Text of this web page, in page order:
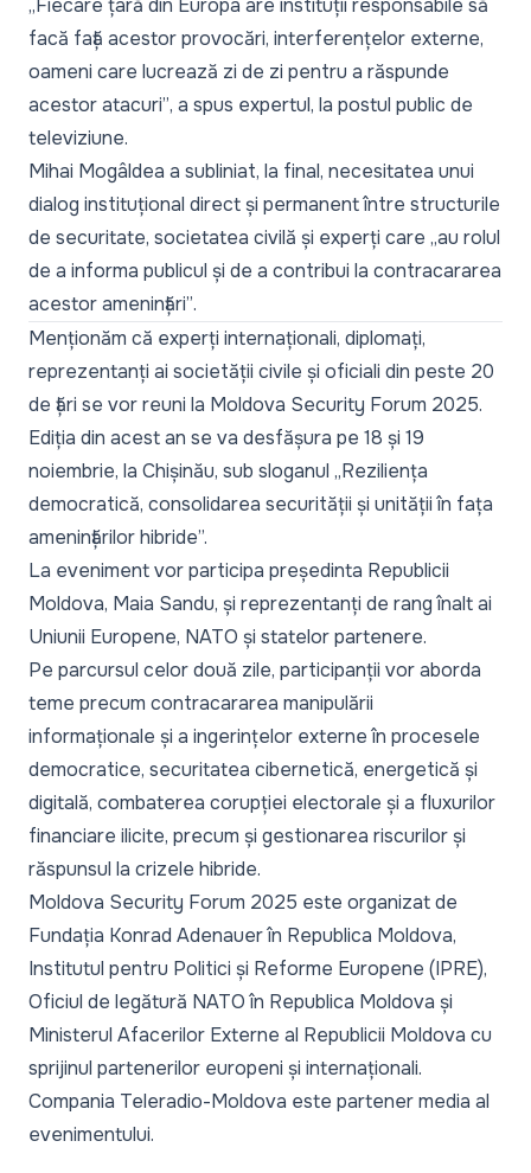
„Fiecare țară din Europa are instituții responsabile să
facă față acestor provocări, interferențelor externe,
oameni care lucrează zi de zi pentru a răspunde
acestor atacuri”, a spus expertul, la postul public de
televiziune.
Mihai Mogâldea a subliniat, la final, necesitatea unui
dialog instituțional direct și permanent între structurile
de securitate, societatea civilă și experți care „au rolul
de a informa publicul și de a contribui la contracararea
acestor amenințări”.
Menționăm că experți internaționali, diplomați,
reprezentanți ai societății civile și oficiali din peste 20
de țări se vor reuni la Moldova Security Forum 2025.
Ediția din acest an se va desfășura pe 18 și 19
noiembrie, la Chișinău, sub sloganul „Reziliența
democratică, consolidarea securității și unității în fața
amenințărilor hibride”.
La eveniment vor participa președinta Republicii
Moldova, Maia Sandu, și reprezentanți de rang înalt ai
Uniunii Europene, NATO și statelor partenere.
Pe parcursul celor două zile, participanții vor aborda
teme precum contracararea manipulării
informaționale și a ingerințelor externe în procesele
democratice, securitatea cibernetică, energetică și
digitală, combaterea corupției electorale și a fluxurilor
financiare ilicite, precum și gestionarea riscurilor și
răspunsul la crizele hibride.
Moldova Security Forum 2025 este organizat de
Fundația Konrad Adenauer în Republica Moldova,
Institutul pentru Politici și Reforme Europene (IPRE),
Oficiul de legătură NATO în Republica Moldova și
Ministerul Afacerilor Externe al Republicii Moldova cu
sprijinul partenerilor europeni și internaționali.
Compania Teleradio-Moldova este partener media al
evenimentului.